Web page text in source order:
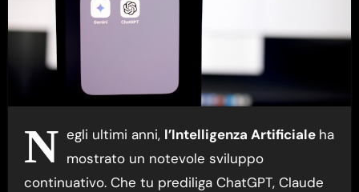
N egli ultimi anni, l’Intelligenza Artificiale ha
mostrato un notevole sviluppo
continuativo. Che tu prediliga ChatGPT, Claude